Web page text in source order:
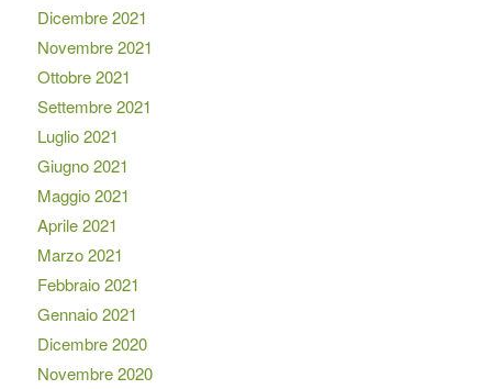
Dicembre 2021
Novembre 2021
Ottobre 2021
Settembre 2021
Luglio 2021
Giugno 2021
Maggio 2021
Aprile 2021
Marzo 2021
Febbraio 2021
Gennaio 2021
Dicembre 2020
Novembre 2020